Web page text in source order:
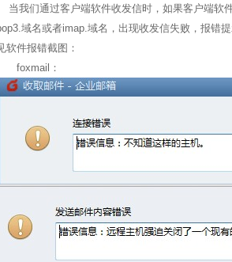
当我们通过客户端软件收发信时，如果客户端软
域名或者imap.域名，出现收发信失败，报错
软件报错截图：
foxmail：